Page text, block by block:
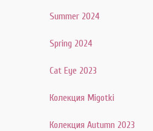
Summer 2024
Spring 2024
Cat Eye 2023
Колекция Migotki
Колекция Autumn 2023